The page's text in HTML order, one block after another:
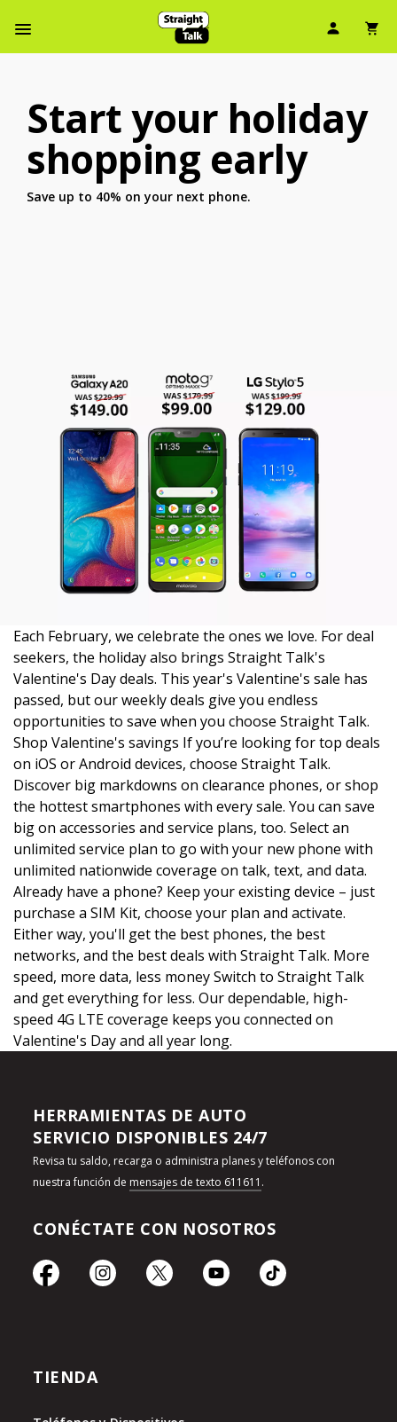
Menú de barra de navegación
Ícono
Start your holiday
shopping early
Save up to 40% on your next phone.
Each February, we celebrate the ones we love. For deal
seekers, the holiday also brings Straight Talk's
Valentine's Day deals. This year's Valentine's sale has
passed, but our weekly deals give you endless
opportunities to save when you choose Straight Talk.
Shop Valentine's savings If you’re looking for top deals
on iOS or Android devices, choose Straight Talk.
Discover big markdowns on clearance phones, or shop
the hottest smartphones with every sale. You can save
big on accessories and service plans, too. Select an
unlimited service plan to go with your new phone with
unlimited nationwide coverage on talk, text, and data.
Already have a phone? Keep your existing device – just
purchase a SIM Kit, choose your plan and activate.
Either way, you'll get the best phones, the best
networks, and the best deals with Straight Talk. More
speed, more data, less money Switch to Straight Talk
and get everything for less. Our dependable, high-
speed 4G LTE coverage keeps you connected on
Valentine's Day and all year long.
HERRAMIENTAS DE AUTO
SERVICIO DISPONIBLES 24/7
Revisa tu saldo, recarga o administra planes y teléfonos con
nuestra función de mensajes de texto 611611 .
CONÉCTATE CON NOSOTROS
TIENDA